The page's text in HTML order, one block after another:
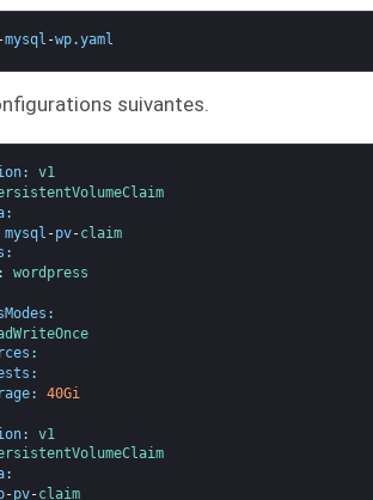
mysql -wp.yaml
suivantes.
:
v1
:
mysql -pv-claim
:
wordpress
:
:
:
:
40Gi
:
v1
:
-pv-claim